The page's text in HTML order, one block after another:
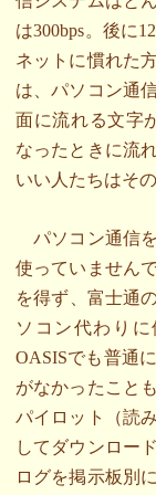
は300bps。後に
ネットに慣れた
は、パソコン通
面に流れる文字
なったときに流
いい人たちはそ
パソコン通信
使っていません
を得ず、富士通
ソコン代わり
OASISでも普通
がなかったこと
パイロット（読
してダウンロー
ログを掲示板別